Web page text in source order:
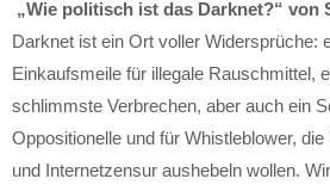
„Wie politisch ist das Darknet?“ von
Darknet ist ein Ort voller Widersprüche:
Einkaufsmeile für illegale Rauschmittel,
schlimmste Verbrechen, aber auch ein
Oppositionelle und für Whistleblower,
und Internetzensur aushebeln wollen.